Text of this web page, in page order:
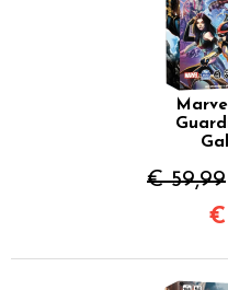
€ 59,99
€